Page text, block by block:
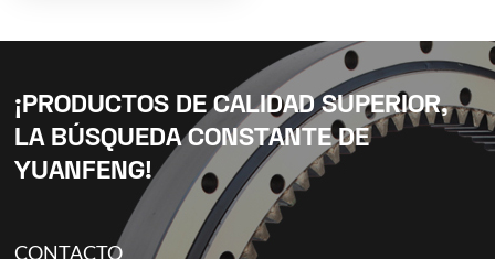
¡PRODUCTOS DE CALIDAD SUPERIOR,
LA BÚSQUEDA CONSTANTE DE
YUANFENG!
CONTACTO